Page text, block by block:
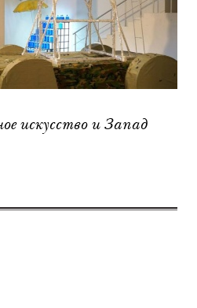
искусство и Запад